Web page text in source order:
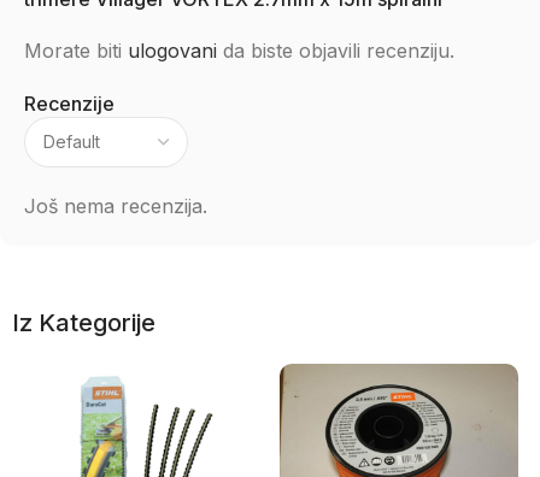
Recenzije
Još nema recenzija.
Morate biti ulogovani da biste objavili recenziju.
Iz Kategorije